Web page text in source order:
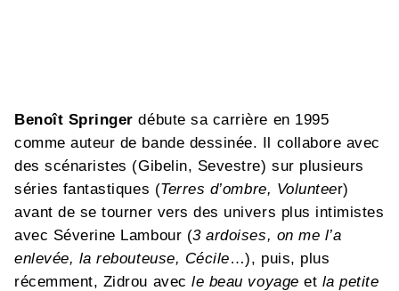
Benoît Springer débute sa carrière en 1995
comme auteur de bande dessinée. Il collabore avec
des scénaristes (Gibelin, Sevestre) sur plusieurs
séries fantastiques (Terres d’ombre, Volunteer)
avant de se tourner vers des univers plus intimistes
avec Séverine Lambour (3 ardoises, on me l’a
enlevée, la rebouteuse, Cécile…), puis, plus
récemment, Zidrou avecle beau voyage et la petite